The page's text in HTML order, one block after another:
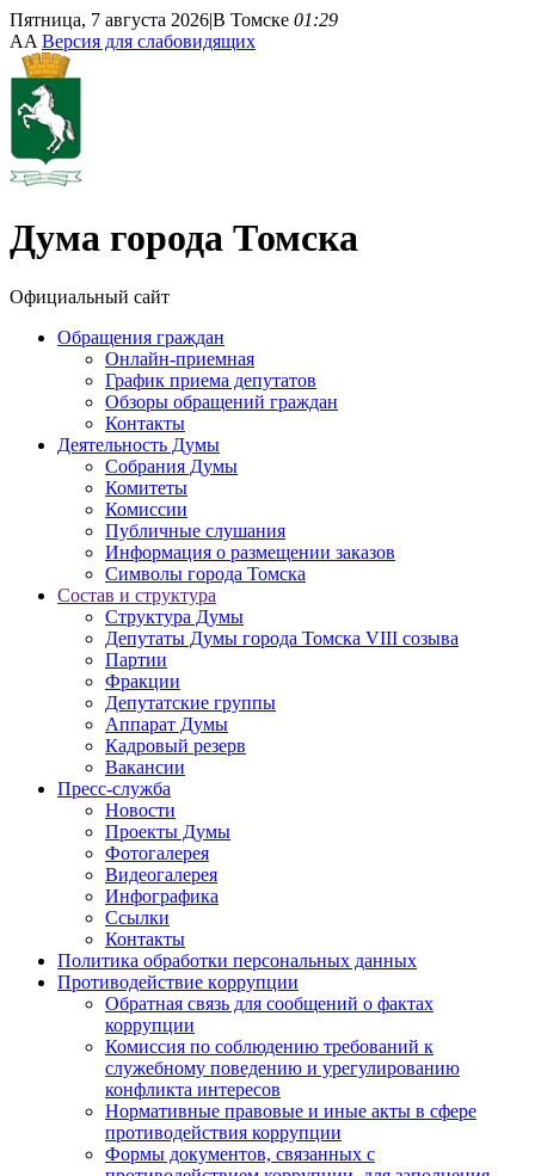
Пятница, 7 августа 2026|В Томске 01:29
AA Версия для слабовидящих
Дума города Томска
Официальный сайт
Обращения граждан
Онлайн-приемная
График приема депутатов
Обзоры обращений граждан
Контакты
Деятельность Думы
Собрания Думы
Комитеты
Комиссии
Публичные слушания
Информация о размещении заказов
Символы города Томска
Состав и структура
Структура Думы
Депутаты Думы города Томска VIII созыва
Партии
Фракции
Депутатские группы
Аппарат Думы
Кадровый резерв
Вакансии
Пресс-служба
Новости
Проекты Думы
Фотогалерея
Видеогалерея
Инфографика
Ссылки
Контакты
Политика обработки персональных данных
Прoтивoдeйствие кoрpупции
Обратная связь для сообщений о фактах
коррупции
Комиссия по соблюдению требований к
служебному поведению и урегулированию
конфликта интересов
Нормативные правовые и иные акты в сфере
противодействия коррупции
Формы документов, связанных с